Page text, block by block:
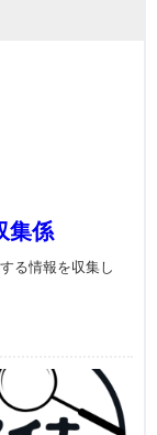
集係
る情報を収集し